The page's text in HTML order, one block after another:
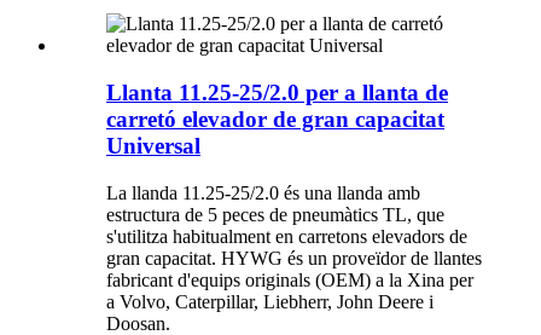
Llanta 11.25-25/2.0 per a llanta de
carretó elevador de gran capacitat
Universal
La llanda 11.25-25/2.0 és una llanda amb
estructura de 5 peces de pneumàtics TL, que
s'utilitza habitualment en carretons elevadors de
gran capacitat. HYWG és un proveïdor de llantes
fabricant d'equips originals (OEM) a la Xina per
a Volvo, Caterpillar, Liebherr, John Deere i
Doosan.